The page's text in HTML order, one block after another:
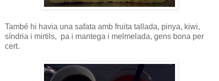
També hi havia una safata amb fruita tallada, pinya, kiwi,
síndria i mirtils, pa i mantega i melmelada, gens bona per
cert.